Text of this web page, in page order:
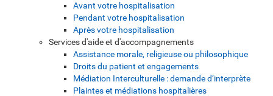
Avant votre hospitalisation
Pendant votre hospitalisation
Après votre hospitalisation
Services d'aide et d'accompagnements
Assistance morale, religieuse ou philosophique
Droits du patient et engagements
Médiation Interculturelle : demande d’interprète
Plaintes et médiations hospitalières